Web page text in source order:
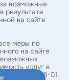
возможные
результате
на сайте
меры по
на сайте
услуг в
234-08-01.